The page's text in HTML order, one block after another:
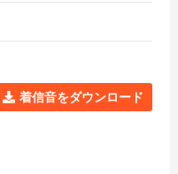
着信音をダウンロード